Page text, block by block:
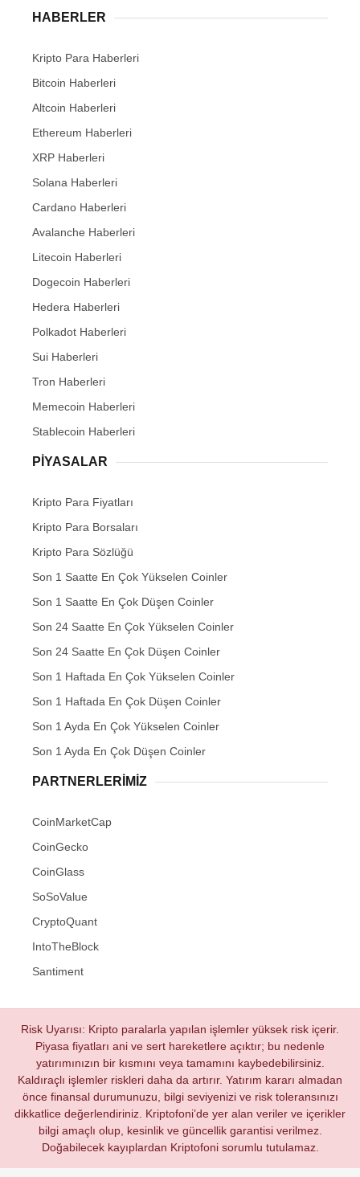
HABERLER
Kripto Para Haberleri
Bitcoin Haberleri
Altcoin Haberleri
Ethereum Haberleri
XRP Haberleri
Solana Haberleri
Cardano Haberleri
Avalanche Haberleri
Litecoin Haberleri
Dogecoin Haberleri
Hedera Haberleri
Polkadot Haberleri
Sui Haberleri
Tron Haberleri
Memecoin Haberleri
Stablecoin Haberleri
PIYASALAR
Kripto Para Fiyatları
Kripto Para Borsaları
Kripto Para Sözlüğü
Son 1 Saatte En Çok Yükselen Coinler
Son 1 Saatte En Çok Düşen Coinler
Son 24 Saatte En Çok Yükselen Coinler
Son 24 Saatte En Çok Düşen Coinler
Son 1 Haftada En Çok Yükselen Coinler
Son 1 Haftada En Çok Düşen Coinler
Son 1 Ayda En Çok Yükselen Coinler
Son 1 Ayda En Çok Düşen Coinler
PARTNERLERIMIZ
CoinMarketCap
CoinGecko
CoinGlass
SoSoValue
CryptoQuant
IntoTheBlock
Santiment
Risk Uyarısı: Kripto paralarla yapılan işlemler yüksek risk içerir.
Piyasa fiyatları ani ve sert hareketlere açıktır; bu nedenle
yatırımınızın bir kısmını veya tamamını kaybedebilirsiniz.
Kaldıraçlı işlemler riskleri daha da artırır. Yatırım kararı almadan
önce finansal durumunuzu, bilgi seviyenizi ve risk toleransınızı
dikkatlice değerlendiriniz. Kriptofoni’de yer alan veriler ve içerikler
bilgi amaçlı olup, kesinlik ve güncellik garantisi verilmez.
Doğabilecek kayıplardan Kriptofoni sorumlu tutulamaz.